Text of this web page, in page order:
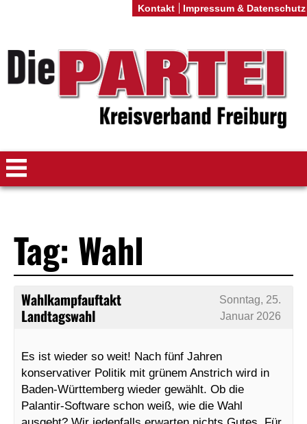
Tag: Wahl
Wahlkampfauftakt
Landtagswahl
Sonntag, 25.
Januar 2026
Es ist wieder so weit! Nach fünf Jahren
konservativer Politik mit grünem Anstrich wird in
Baden-Württemberg wieder gewählt. Ob die
Palantir-Software schon weiß, wie die Wahl
Kontakt Impressum & Datenschutz